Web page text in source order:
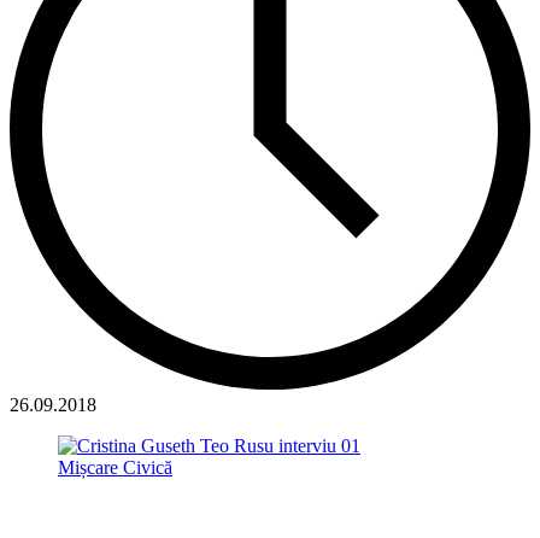
26.09.2018
Mișcare Civică